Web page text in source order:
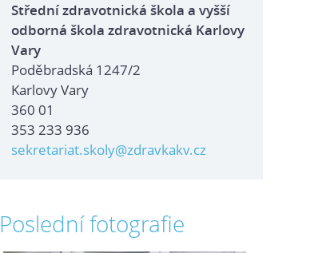
Střední zdravotnická škola a vyšší
odborná škola zdravotnická Karlovy
Vary
Poděbradská 1247/2
Karlovy Vary
360 01
353 233 936
sekretariat.skoly@zdravkakv.cz
Poslední fotografie